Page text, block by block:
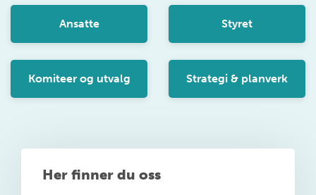
Ansatte Styret
Komiteer og utvalg Strategi & planverk
Her finner du oss